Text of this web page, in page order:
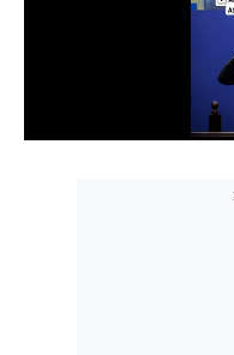
gestion.pe